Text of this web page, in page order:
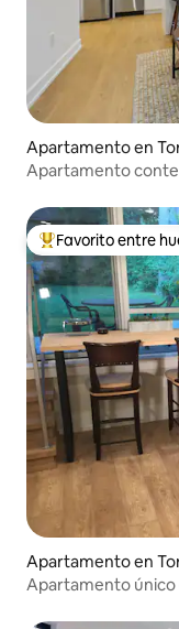
Apartamento en
Apartamento
Favorito entre
Favorito entre
Apartamento en
Apartamento